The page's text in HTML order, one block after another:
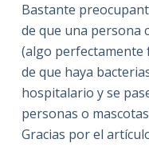
Bastante
de que una persona
(algo perfectamente
de que haya
hospitalario y se
personas o
Gracias por el